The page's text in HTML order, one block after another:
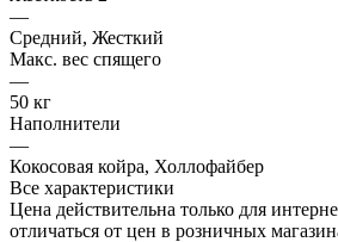
—
Средний, Жесткий
Макс. вес спящего
—
50 кг
Наполнители
—
Кокосовая койра, Холлофайбер
Все характеристики
Цена действительна только для
отличаться от цен в розничных